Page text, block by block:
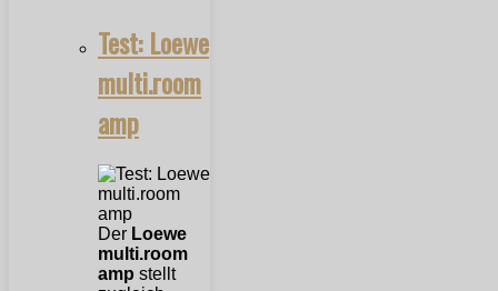
Test: Loewe
multi.room
amp
Der Loewe
multi.room
amp stellt